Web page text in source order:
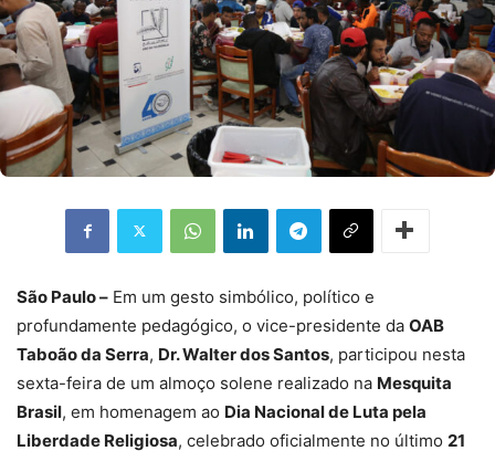
São Paulo – Em um gesto simbólico, político e
profundamente pedagógico, o vice-presidente da OAB
Taboão da Serra, Dr. Walter dos Santos, participou nesta
sexta-feira de um almoço solene realizado na Mesquita
Brasil, em homenagem ao Dia Nacional de Luta pela
Liberdade Religiosa, celebrado oficialmente no último 21